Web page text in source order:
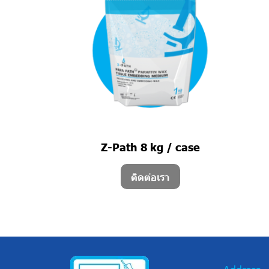
Z-Path 8 kg / case
ติดต่อเรา